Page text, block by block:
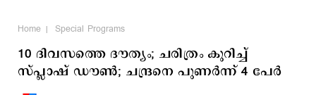
Home Special Programs
10 ദിവസത്തെ ദൗത്യം; ചരിത്രം കുറിച്ച്
സ്പ്ലാഷ് ഡൗണ്‍; ചന്ദ്രനെ പുണര്‍ന്ന് 4 പേര്‍